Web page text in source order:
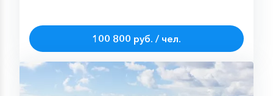
100 800 руб. / чел.